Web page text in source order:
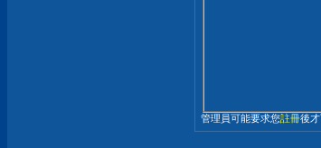
管理員可能要求您註冊後才